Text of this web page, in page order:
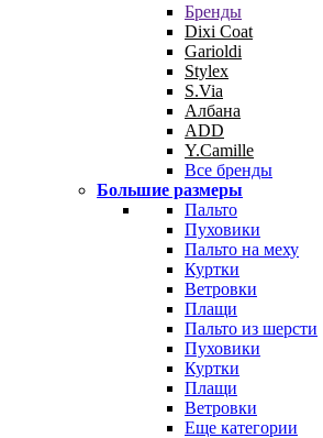
Бренды
Dixi Coat
Garioldi
Stylex
S.Via
Албана
ADD
Y.Camille
Все бренды
Большие размеры
Пальто
Пуховики
Пальто на меху
Куртки
Ветровки
Плащи
Пальто из шерсти
Пуховики
Куртки
Плащи
Ветровки
Еще категории